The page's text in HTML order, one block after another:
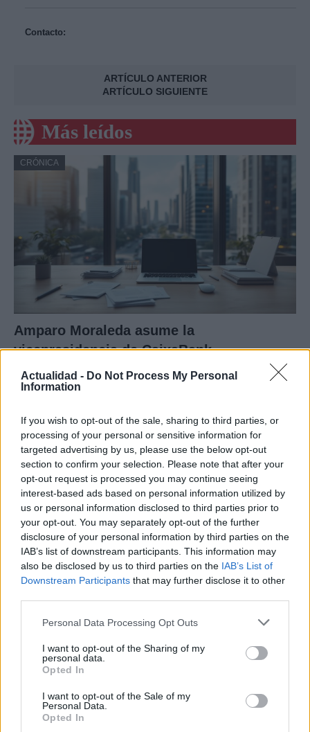
Actualidad - Do Not Process My Personal
Information
If you wish to opt-out of the sale, sharing to third parties, or
processing of your personal or sensitive information for
targeted advertising by us, please use the below opt-out
section to confirm your selection. Please note that after your
opt-out request is processed you may continue seeing
interest-based ads based on personal information utilized by
us or personal information disclosed to third parties prior to
your opt-out. You may separately opt-out of the further
disclosure of your personal information by third parties on the
IAB’s list of downstream participants. This information may
also be disclosed by us to third parties on the IAB’s List of
Downstream Participants that may further disclose it to other
Please note that this website/app uses one or more Google
not limited to your visit or usage behaviour. You may click to
grant or deny consent to Google and its third-party tags to
use your data for below specified purposes in below Google
consent section.
Personal Data Processing Opt Outs
I want to opt-out of the Sharing of my
personal data.
Opted In
I want to opt-out of the Sale of my
Personal Data.
Opted In
Contacto:
ARTÍCULO ANTERIOR
ARTÍCULO SIGUIENTE
Más leídos
CRÓNICA
Amparo Moraleda asume la
vicepresidencia de CaixaBank
La trayectoria de Moraleda promete un nuevo rumbo…
CRÓNICA
Nuevo giro en el caso Yéremi Vargas:
desvelan el informe forense
El ‘caso Yéremi Vargas’, el niño desaparecido en 2007…
CRÓNICA